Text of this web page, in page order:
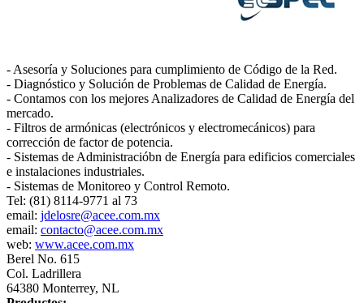
- Asesoría y Soluciones para cumplimiento de Código de la Red.
- Diagnóstico y Solución de Problemas de Calidad de Energía.
- Contamos con los mejores Analizadores de Calidad de Energía del
mercado.
- Filtros de armónicas (electrónicos y electromecánicos) para
corrección de factor de potencia.
- Sistemas de Administracióbn de Energía para edificios comerciales
e instalaciones industriales.
- Sistemas de Monitoreo y Control Remoto.
Tel: (81) 8114-9771 al 73
email: jdelosre@acee.com.mx
email: contacto@acee.com.mx
web: www.acee.com.mx
Berel No. 615
Col. Ladrillera
64380 Monterrey, NL